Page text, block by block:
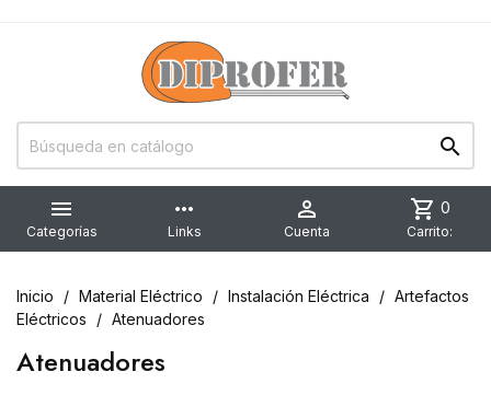


Categorías
more_horiz
Links

Cuenta
shopping_cart 0
Carrito:
Inicio Material Eléctrico Instalación Eléctrica
Artefactos
Eléctricos
Atenuadores
Atenuadores